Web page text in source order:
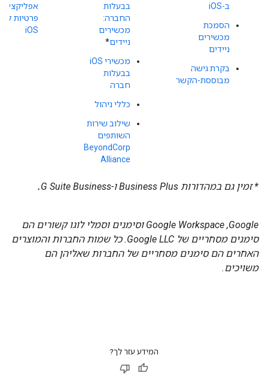
ב-iOS
הסמכת
מכשירים
ניידים
בקרת גישה
מבוססת-הקשר
בבעלות
החברה:
מכשירים
ניידים*
מכשירי iOS
בבעלות
חברה
כללי ניהול
שילוב שירות
השותפים
BeyondCorp
Alliance
אפליקציות
פרטיות ל-
iOS
* זמין גם במהדורות Business Plus ו-G Suite Business .
Google‏, Google Workspace וסימנים וסמלי לוגו קשורים הם
סימנים מסחריים של Google LLC. כל שמות החברות והמוצרים
האחרים הם סימנים מסחריים של החברות שאליהן הם
משויכים.
המידע עזר לך?